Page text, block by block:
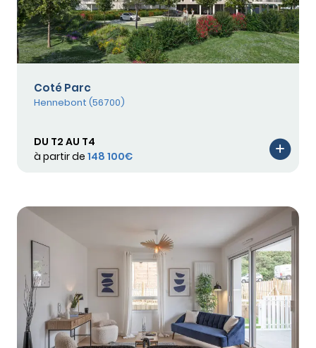
Coté Parc
Hennebont (56700)
DU T2 AU T4
à partir de 148 100€